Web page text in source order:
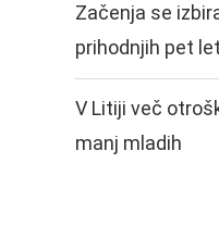
Začenja se
prihodnjih pet let
V Litiji več
manj mladih